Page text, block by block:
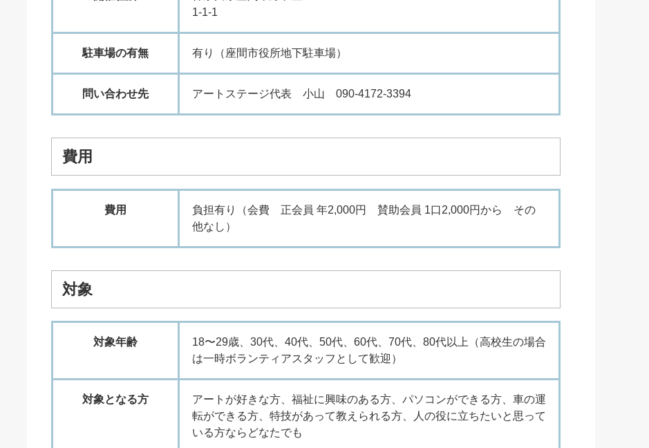
1-1-1
駐車場の有無 有り（座間市役所地下駐車場）
問い合わせ先 アートステージ代表 小山 090-4172-3394
費用
費用
負担有り（会費 正会員 年2,000円 賛助会員 1口2,000円から その
他なし）
対象
対象年齢
18〜29歳、30代、40代、50代、60代、70代、80代以上（高校生の場合
は一時ボランティアスタッフとして歓迎）
対象となる方
アートが好きな方、福祉に興味のある方、パソコンができる方、車の運
転ができる方、特技があって教えられる方、人の役に立ちたいと思って
いる方ならどなたでも